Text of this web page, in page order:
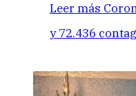
Leer más
y 72.436